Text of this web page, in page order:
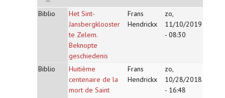
Biblio
Het Sint-
Jansbergklooster
te Zelem.
Beknopte
geschiedenis
Frans
Hendrickx
zo,
11/10/2019
- 08:30
Biblio
Huitième
centenaire de la
mort de Saint
Frans
Hendrickx
zo,
10/28/2018
- 16:48